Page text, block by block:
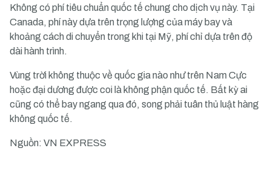
Không có phí tiêu chuẩn quốc tế chung cho dịch vụ này. Tại
Canada, phí này dựa trên trọng lượng của máy bay và
khoảng cách di chuyển trong khi tại Mỹ, phí chỉ dựa trên độ
dài hành trình.
Vùng trời không thuộc về quốc gia nào như trên Nam Cực
hoặc đại dương được coi là không phận quốc tế. Bất kỳ ai
cũng có thể bay ngang qua đó, song phải tuân thủ luật hàng
không quốc tế.
Nguồn: VN EXPRESS